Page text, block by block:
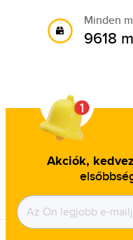
Minden
9618
Akciók,